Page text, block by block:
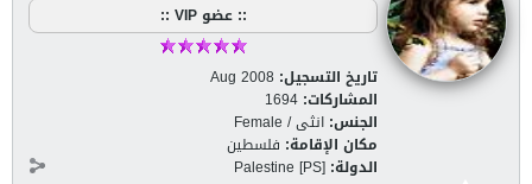
:: عضو VIP ::
تاريخ التسجيل: Aug 2008
المشاركات: 1694
الجنس: انثى / Female
مكان الإقامة: فلسطين
الدولة: Palestine [PS]